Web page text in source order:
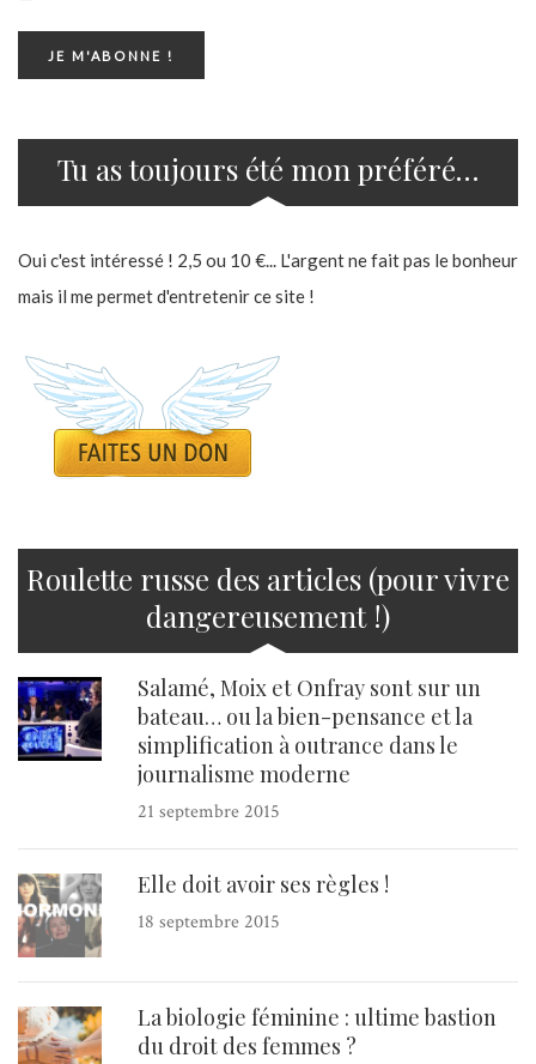
Tu as toujours été mon préféré…
Oui c'est intéressé ! 2,5 ou 10 €... L'argent ne fait pas le bonheur
mais il me permet d'entretenir ce site !
Roulette russe des articles (pour vivre
dangereusement !)
Salamé, Moix et Onfray sont sur un
bateau… ou la bien-pensance et la
simplification à outrance dans le
journalisme moderne
21 septembre 2015
Elle doit avoir ses règles !
18 septembre 2015
La biologie féminine : ultime bastion
du droit des femmes ?